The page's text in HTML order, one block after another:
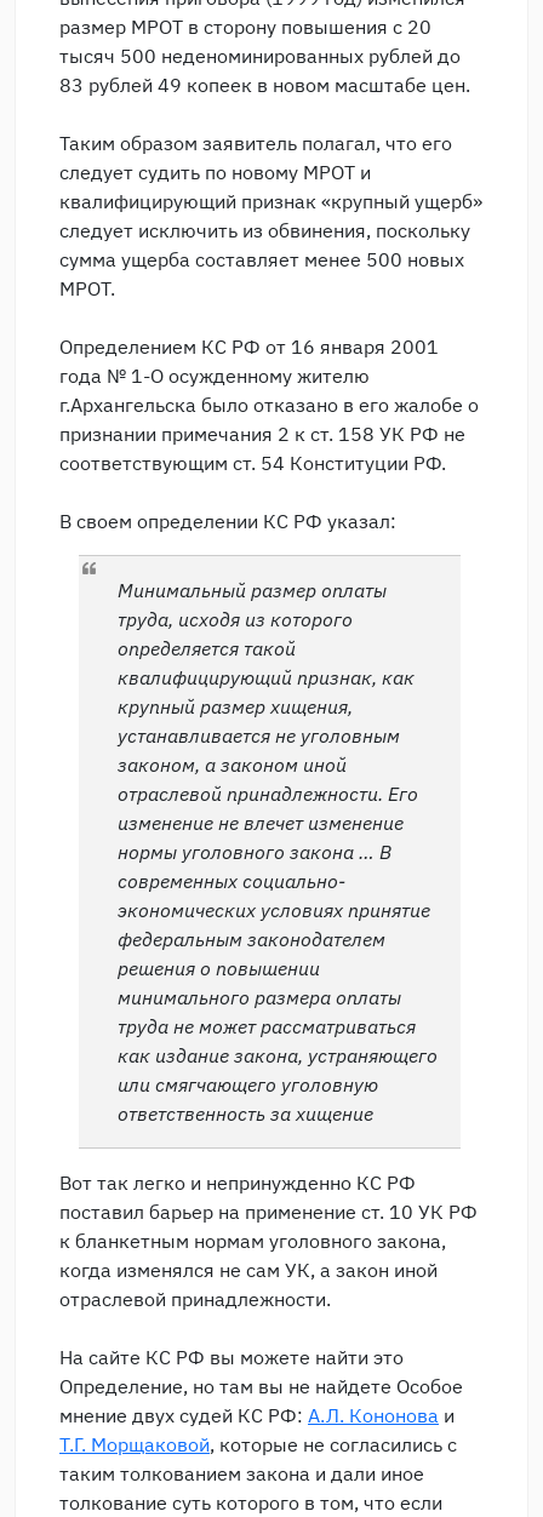
размер МРОТ в сторону повышения с 20
тысяч 500 неденоминированных рублей до
83 рублей 49 копеек в новом масштабе цен.
Таким образом заявитель полагал, что его
следует судить по новому МРОТ и
квалифицирующий признак «крупный ущерб»
следует исключить из обвинения, поскольку
сумма ущерба составляет менее 500 новых
МРОТ.
Определением КС РФ от 16 января 2001
года № 1-О осужденному жителю
г.Архангельска было отказано в его жалобе о
признании примечания 2 к ст. 158 УК РФ не
соответствующим ст. 54 Конституции РФ.
В своем определении КС РФ указал:
Минимальный размер оплаты
труда, исходя из которого
определяется такой
квалифицирующий признак, как
крупный размер хищения,
устанавливается не уголовным
законом, а законом иной
отраслевой принадлежности. Его
изменение не влечет изменение
нормы уголовного закона … В
современных социально-
экономических условиях принятие
федеральным законодателем
решения о повышении
минимального размера оплаты
труда не может рассматриваться
как издание закона, устраняющего
или смягчающего уголовную
ответственность за хищение
Вот так легко и непринужденно КС РФ
поставил барьер на применение ст. 10 УК РФ
к бланкетным нормам уголовного закона,
когда изменялся не сам УК, а закон иной
отраслевой принадлежности.
На сайте КС РФ вы можете найти это
Определение, но там вы не найдете Особое
мнение двух судей КС РФ: А.Л. Кононова и
Т.Г. Морщаковой, которые не согласились с
таким толкованием закона и дали иное
толкование суть которого в том, что если